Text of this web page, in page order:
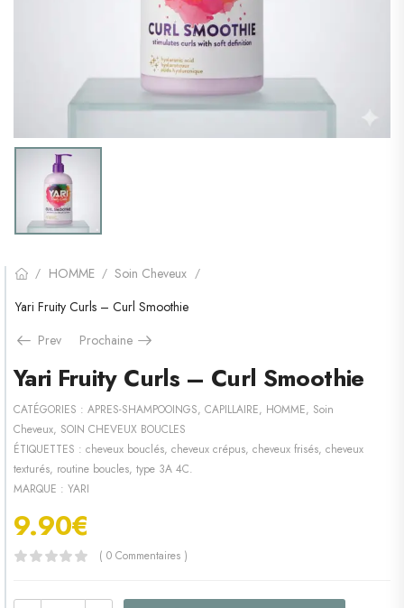
/ HOMME / Soin Cheveux /
Yari Fruity Curls – Curl Smoothie
Prev
Prochaine
Yari Fruity Curls – Curl Smoothie
CATÉGORIES : APRES-SHAMPOOINGS, CAPILLAIRE, HOMME, Soin
Cheveux, SOIN CHEVEUX BOUCLES
ÉTIQUETTES : cheveux bouclés, cheveux crépus, cheveux frisés, cheveux
texturés, routine boucles, type 3A 4C.
MARQUE : YARI
9.90€
( 0 Commentaires )